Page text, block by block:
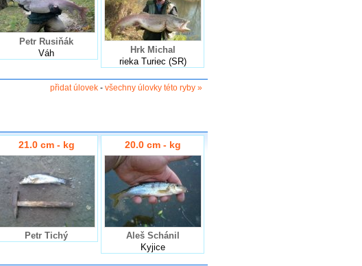
Petr Rusiňák
Váh
Hrk Michal
rieka Turiec (SR)
přidat úlovek - všechny úlovky této ryby »
21.0 cm - kg
Petr Tichý
20.0 cm - kg
Aleš Schánil
Kyjice